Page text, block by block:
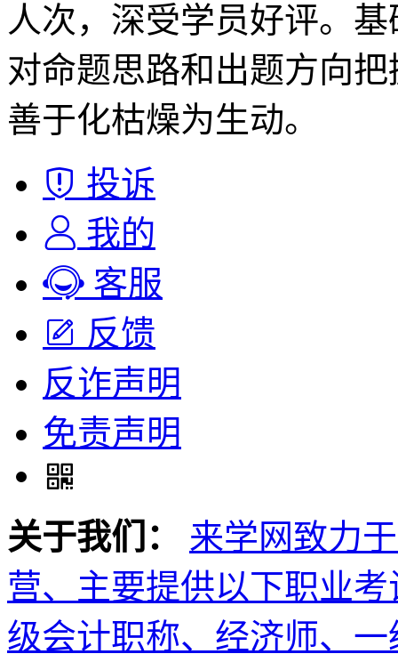
人次，深受学员好评。
对命题思路和出题方向
善于化枯燥为生动。
投诉
我的
客服
反馈
反诈声明
免责声明
关于我们：
来学网致力
营、主要提供以下职业
级会计职称、经济师、